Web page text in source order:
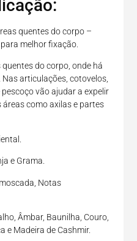
quentes do corpo –
melhor fixação.
do corpo, onde há
articulações, cotovelos,
vão ajudar a expelir
como axilas e partes
e Grama.
Notas
Âmbar, Baunilha, Couro,
e Madeira de Cashmir.